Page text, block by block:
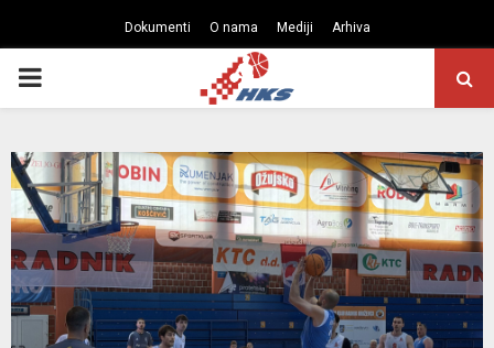
Dokumenti O nama Mediji Arhiva
PRIMARY